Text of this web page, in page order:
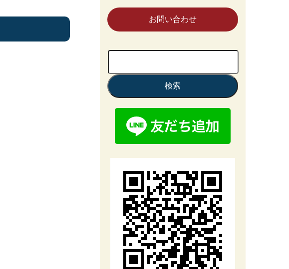
お問い合わせ
索: